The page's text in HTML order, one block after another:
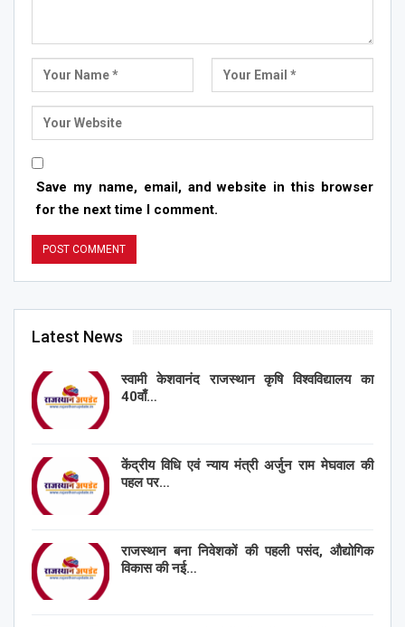
Save my name, email, and website in this browser
for the next time I comment.
Latest News
स्वामी केशवानंद राजस्थान कृषि विश्वविद्यालय का
40वाँ…
केंद्रीय विधि एवं न्याय मंत्री अर्जुन राम मेघवाल की
पहल पर…
राजस्थान बना निवेशकों की पहली पसंद, औद्योगिक
विकास की नई…